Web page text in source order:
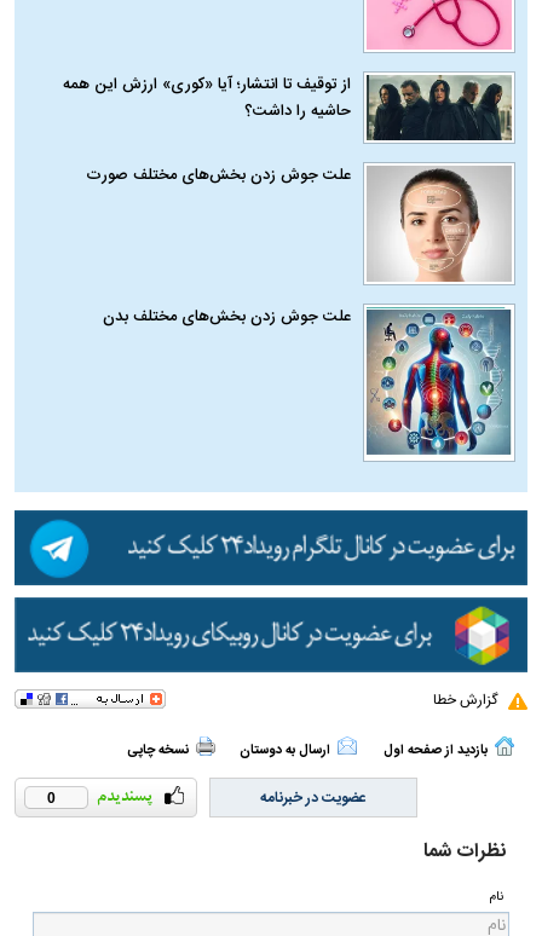
از توقیف تا انتشار؛ آیا «کوری» ارزش این همه
حاشیه را داشت؟
علت جوش زدن بخش‌های مختلف صورت
علت جوش زدن بخش‌های مختلف بدن
گزارش خطا
بازدید از صفحه اول ارسال به دوستان نسخه چاپی
0 عضویت در خبرنامه
نظرات شما
نام